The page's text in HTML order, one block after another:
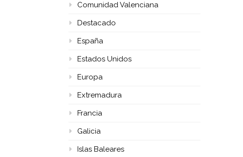
Comunidad Valenciana
Destacado
España
Estados Unidos
Europa
Extremadura
Francia
Galicia
Islas Baleares